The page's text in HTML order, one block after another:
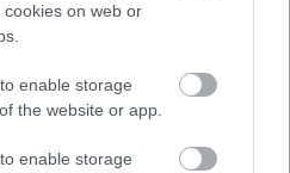
on web or
enable storage
the website or app.
enable storage
ÚGY ÉRZI, JÓL ÁLL A